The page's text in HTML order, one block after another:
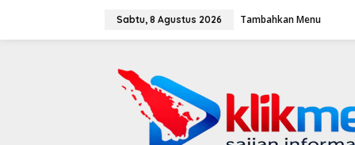
Sabtu, 8 Agustus 2026 Tambahkan Menu